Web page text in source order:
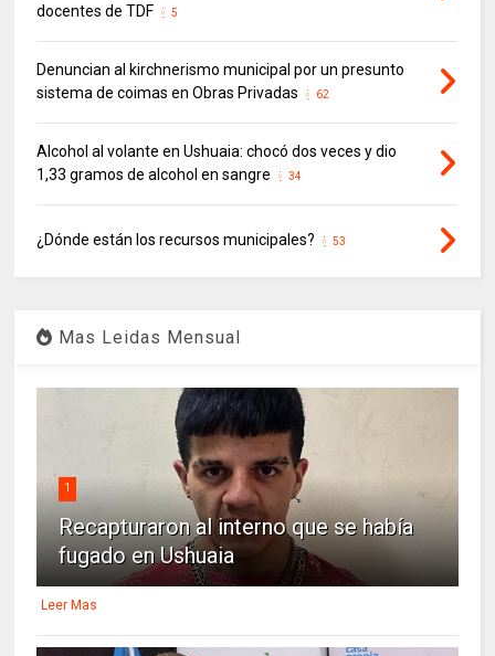
docentes de TDF
5
Denuncian al kirchnerismo municipal por un presunto
sistema de coimas en Obras Privadas
62
Alcohol al volante en Ushuaia: chocó dos veces y dio
1,33 gramos de alcohol en sangre
34
¿Dónde están los recursos municipales? 53
Mas Leidas Mensual
1
Recapturaron al interno que se había
fugado en Ushuaia
Leer Mas